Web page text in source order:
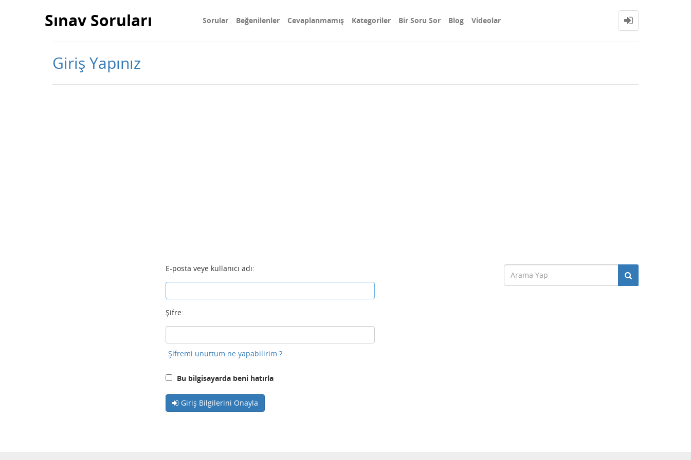
Sınav Soruları Sorular Beğenilenler Cevaplanmamış Kategoriler Bir Soru Sor Blog Videolar
Giriş Yapınız
E-posta veye kullanıcı adı:
Şifre:
Şifremi unuttum ne yapabilirim ?
Bu bilgisayarda beni hatırla
Giriş Bilgilerini Onayla